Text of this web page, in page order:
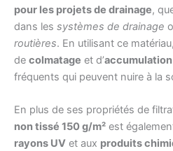
pour les projets de drainage,
dans les systèmes de drainage
routières. En utilisant ce
de colmatage et d’accumulation
fréquents qui peuvent nuire à la
En plus de ses propriétés de
non tissé 150 g/m² est
rayons UV et aux produits